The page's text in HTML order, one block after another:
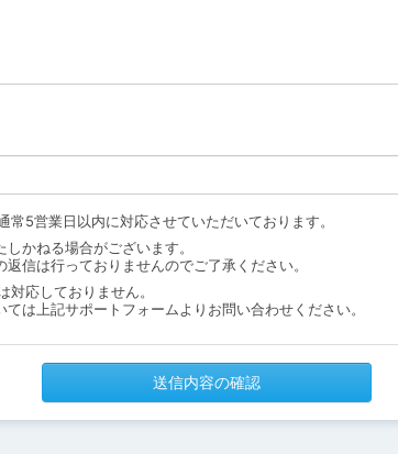
5営業日以内に対応させていただいております。
かねる場合がございます。
信は行っておりませんのでご了承ください。
応しておりません。
は上記サポートフォームよりお問い合わせください。
送信内容の確認